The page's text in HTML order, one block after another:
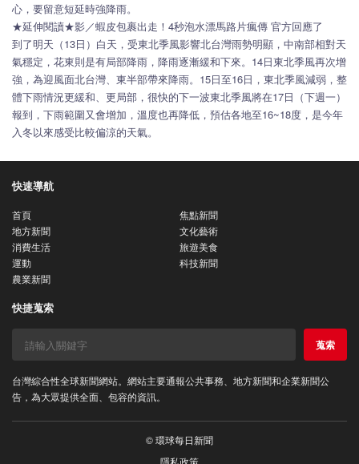
心，要留意短延時強降雨。
★延伸閱讀★影／蝦皮包裹出走！4秒泡水漂馬路片瘋傳 官方回應了
到了明天（13日）白天，受東北季風影響北台灣雨勢明顯，中南部相對天
氣穩定，花東則是有局部降雨，降雨逐漸緩和下來。14日東北季風再次增
強，為迎風面北台灣、東半部帶來降雨。15日至16日，東北季風減弱，整
體下雨情況更緩和、更局部，很快的下一波東北季風將在17日（下週一）
報到，下雨範圍又會增加，溫度也再降低，預估各地至16~18度，是今年
入冬以來感受比較偏涼的天氣。
快速導航
首頁
焦點新聞
地方新聞
文化藝術
消費生活
旅遊美食
運動
科技新聞
農業新聞
快捷蒐索
蒐索
台灣綜合性全球新聞網站。網站主要通報公共事務、地方新聞和企業新聞公
告，為大眾提供全面、包容的資訊。
© 環球每日新聞